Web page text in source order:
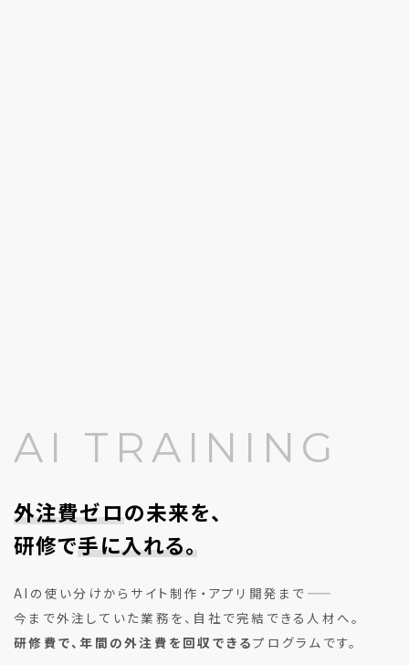
AI TRAINING
外注費ゼロの未来を、
研修で手に入れる。
AIの使い分けからサイト制作・アプリ開発まで——
今まで外注していた業務を、自社で完結できる人材へ。
研修費で、年間の外注費を回収できるプログラムです。